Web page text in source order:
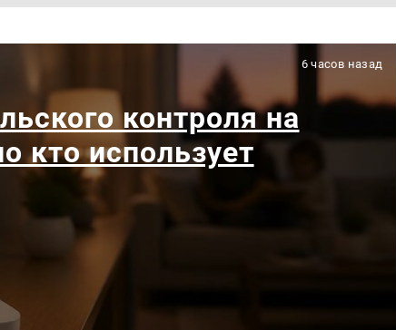
6 часов назад
контроля на
кто использует